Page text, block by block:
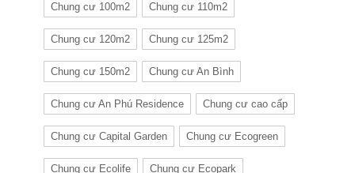
Chung cư 100m2 Chung cư 110m2
Chung cư 120m2 Chung cư 125m2
Chung cư 150m2 Chung cư An Bình
Chung cư An Phú Residence Chung cư cao cấp
Chung cư Capital Garden Chung cư Ecogreen
Chung cư Ecolife Chung cư Ecopark